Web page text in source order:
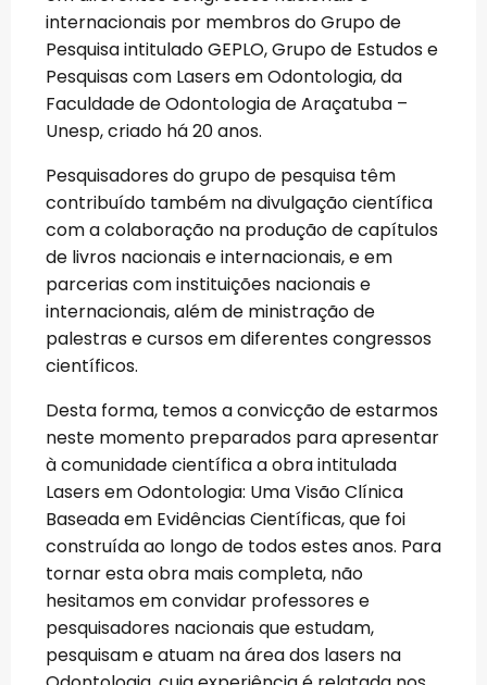
internacionais por membros do Grupo de
Pesquisa intitulado GEPLO, Grupo de Estudos e
Pesquisas com Lasers em Odontologia, da
Faculdade de Odontologia de Araçatuba –
Unesp, criado há 20 anos.
Pesquisadores do grupo de pesquisa têm
contribuído também na divulgação científica
com a colaboração na produção de capítulos
de livros nacionais e internacionais, e em
parcerias com instituições nacionais e
internacionais, além de ministração de
palestras e cursos em diferentes congressos
científicos.
Desta forma, temos a convicção de estarmos
neste momento preparados para apresentar
à comunidade científica a obra intitulada
Lasers em Odontologia: Uma Visão Clínica
Baseada em Evidências Científicas, que foi
construída ao longo de todos estes anos. Para
tornar esta obra mais completa, não
hesitamos em convidar professores e
pesquisadores nacionais que estudam,
pesquisam e atuam na área dos lasers na